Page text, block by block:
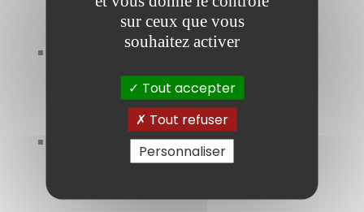
internautes.
Ne rédigez pas vos commentaires dans
une langue étrangère, afin d’être
compris de tous.
Les messages à caractère violent,
quelle qu'en soit la forme, ne seront pas
sur ceux que vous
souhaitez activer
Tout accepter
Tout refuser
Personnaliser